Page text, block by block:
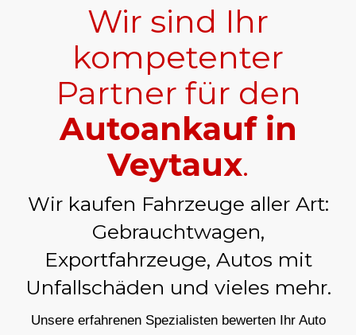
Wir sind Ihr
kompetenter
Partner für den
Autoankauf in
Veytaux.
Wir kaufen Fahrzeuge aller Art:
Gebrauchtwagen,
Exportfahrzeuge, Autos mit
Unfallschäden und vieles mehr.
Unsere erfahrenen Spezialisten bewerten Ihr Auto